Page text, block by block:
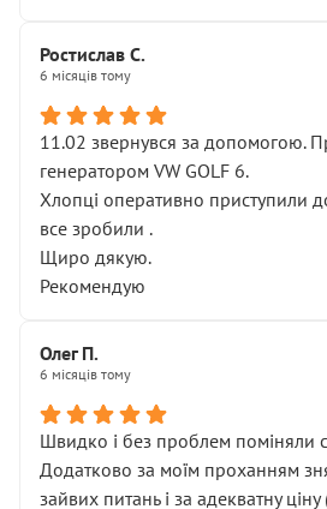
Ростислав С.
6 місяців тому
11.02 звернувся за допомогою.
генератором VW GOLF 6.
Хлопці оперативно приступили
все зробили .
Щиро дякую.
Рекомендую
Олег П.
6 місяців тому
Швидко і без проблем поміняли
Додатково за моїм проханням
зайвих питань і за адекватну